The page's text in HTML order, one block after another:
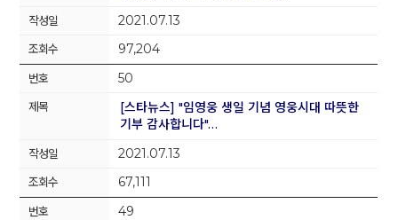
2021.07.13
97,204
50
[스타뉴스] "임영웅 생일 기념 영웅시대 따뜻한
기부 감사합니다"…
2021.07.13
67,111
49